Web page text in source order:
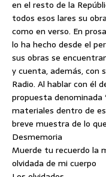
en el resto de la
todos esos lares su
como en verso. En
lo ha hecho desde el
sus obras se
y cuenta, además, con
Radio. Al hablar con él
propuesta denominada
materiales dentro de
breve muestra de lo
Desmemoria
Muerde tu recuerdo la
olvidada de mi cuerpo